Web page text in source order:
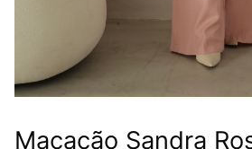
Macacão Sandra